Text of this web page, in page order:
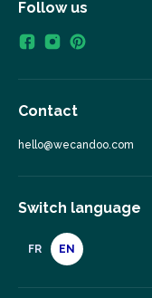
Follow us
Contact
hello@wecandoo.com
Switch language
FR EN